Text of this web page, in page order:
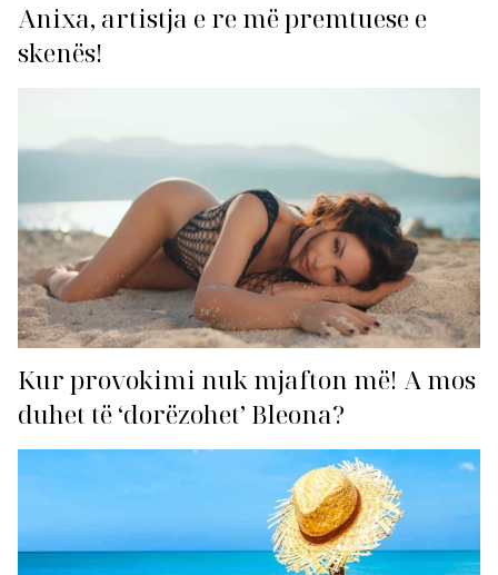
Anixa, artistja e re më premtuese e
skenës!
Kur provokimi nuk mjafton më! A mos
duhet të ‘dorëzohet’ Bleona?